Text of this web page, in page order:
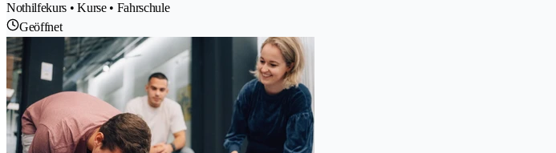
Nothilfekurs • Kurse • Fahrschule
Geöffnet